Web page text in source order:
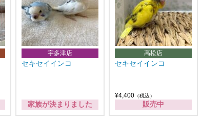
宇多津店
セキセイインコ
家族が決まりました
高松店
セキセイインコ
¥4,400 （税込）
販売中